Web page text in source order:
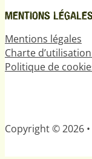
MENTIONS
Mentions légales
Charte
Politique de
Copyright © 2026